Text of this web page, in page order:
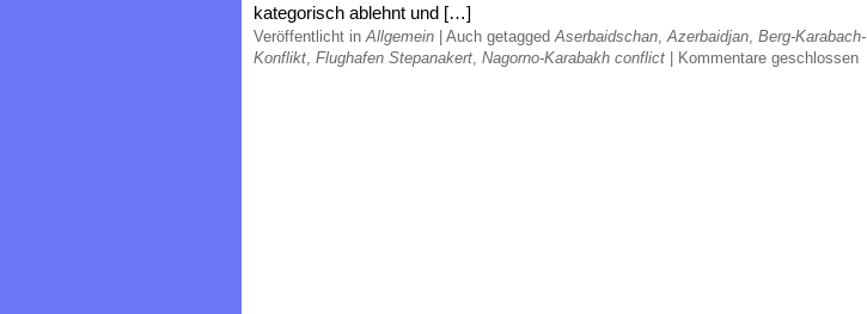
kategorisch ablehnt und […]
Veröffentlicht inAllgemein Auch getaggedAserbaidschan,Azerbaidjan, Berg-Karabach-
Konflikt, Flughafen Stepanakert, Nagorno-Karabakh conflict Kommentare geschlossen